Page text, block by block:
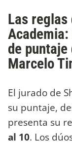
Las reglas
de
Marcelo
El jurado de
su puntaje,
presenta su
al 10. Los